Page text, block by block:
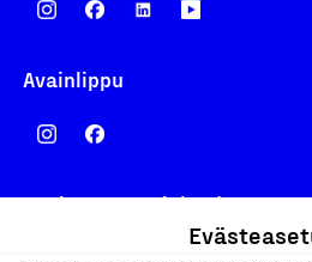
Avainlippu
Design From Finland